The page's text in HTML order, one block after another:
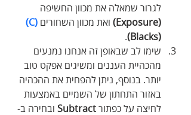
לגרור שמאלה את מכוון החשיפה
(Exposure)
ואת מכוון השחורים (C)
(Blacks)
.
שימו לב שבאופן זה אנחנו נמנעים
מהכהיית העננים ומשיגים אפקט טוב
יותר. בנוסף, ניתן להפחית את ההכהיה
באזור התחתון של השמיים באמצעות
לחיצה על כפתור Subtract ובחירה ב-